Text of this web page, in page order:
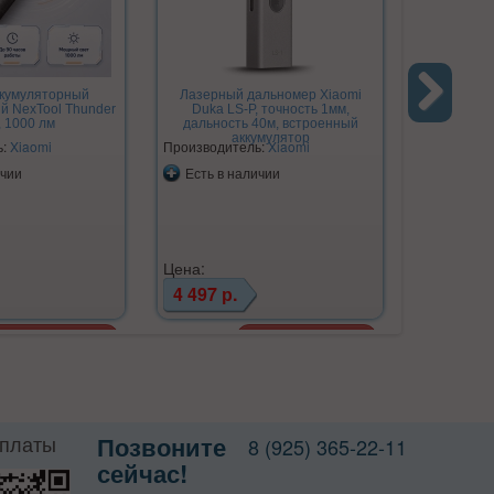
NexTool Thunder
1000 лм
Xiaomi
Лазерный дальномер Xiaomi
Duka LS-P, точность 1мм,
дальность 40м, встроенный
аккумулятор
Производитель:Xiaomi
Есть в наличии
Цена:
4 497 р.
Позвоните
сейчас!
8 (925) 365-22-11